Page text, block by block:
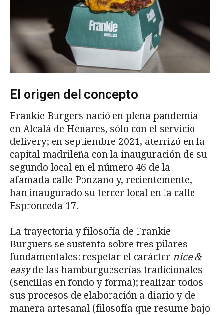
El origen del concepto
Frankie Burgers nació en plena pandemia
en Alcalá de Henares, sólo con el servicio
delivery; en septiembre 2021, aterrizó en la
capital madrileña con la inauguración de su
segundo local en el número 46 de la
afamada calle Ponzano y, recientemente,
han inaugurado su tercer local en la calle
Espronceda 17.
La trayectoria y filosofía de Frankie
Burguers se sustenta sobre tres pilares
fundamentales: respetar el carácter nice &
easyde las hamburgueserías tradicionales
(sencillas en fondo y forma); realizar todos
sus procesos de elaboración a diario y de
manera artesanal (filosofía que resume bajo